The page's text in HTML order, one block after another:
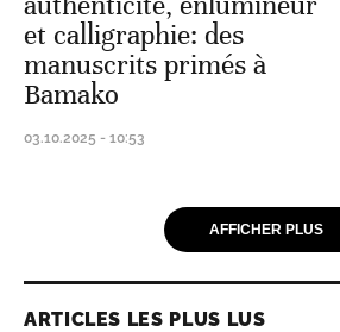
et calligraphie: des
manuscrits primés à
Bamako
03.10.2025 - 10:53
AFFICHER PLUS
ARTICLES LES PLUS LUS